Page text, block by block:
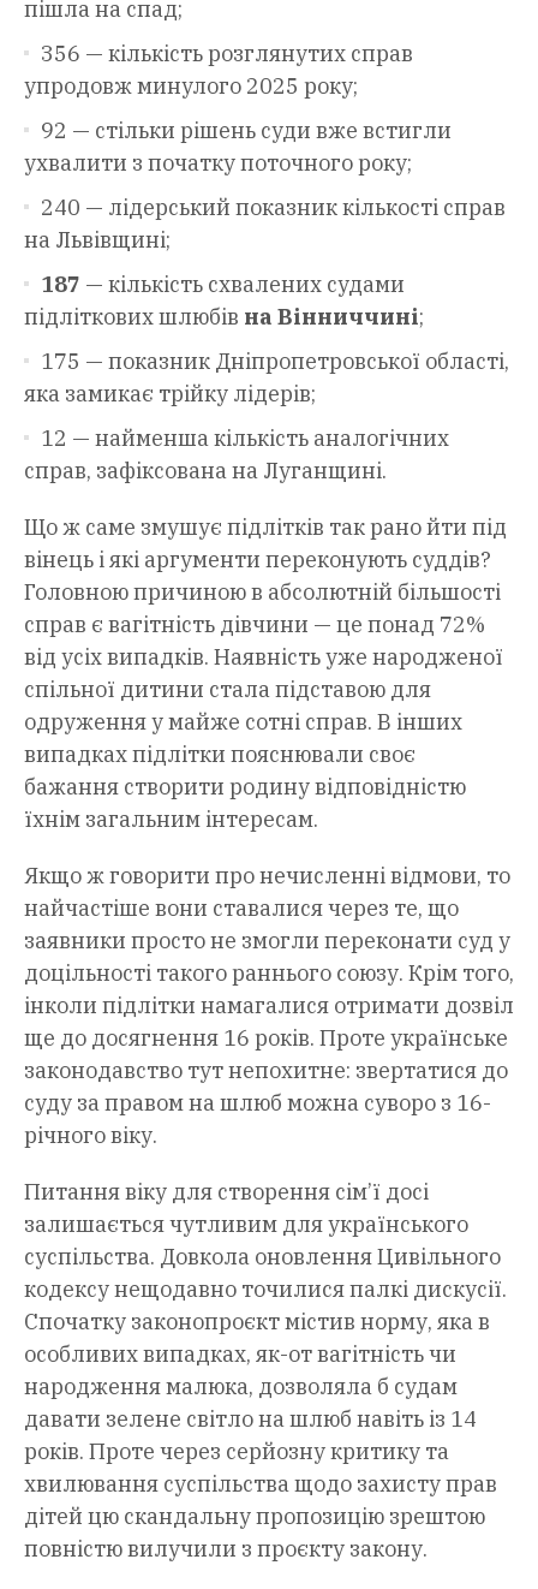
пішла на спад;
356 — кількість розглянутих справ
упродовж минулого 2025 року;
92 — стільки рішень суди вже встигли
ухвалити з початку поточного року;
240 — лідерський показник кількості справ
на Львівщині;
187 — кількість схвалених судами
підліткових шлюбів на Вінниччині;
175 — показник Дніпропетровської області,
яка замикає трійку лідерів;
12 — найменша кількість аналогічних
справ, зафіксована на Луганщині.
Що ж саме змушує підлітків так рано йти під
вінець і які аргументи переконують суддів?
Головною причиною в абсолютній більшості
справ є вагітність дівчини — це понад 72%
від усіх випадків. Наявність уже народженої
спільної дитини стала підставою для
одруження у майже сотні справ. В інших
випадках підлітки пояснювали своє
бажання створити родину відповідністю
їхнім загальним інтересам.
Якщо ж говорити про нечисленні відмови, то
найчастіше вони ставалися через те, що
заявники просто не змогли переконати суд у
доцільності такого раннього союзу. Крім того,
інколи підлітки намагалися отримати дозвіл
ще до досягнення 16 років. Проте українське
законодавство тут непохитне: звертатися до
суду за правом на шлюб можна суворо з 16-
річного віку.
Питання віку для створення сім’ї досі
залишається чутливим для українського
суспільства. Довкола оновлення Цивільного
кодексу нещодавно точилися палкі дискусії.
Спочатку законопроєкт містив норму, яка в
особливих випадках, як-от вагітність чи
народження малюка, дозволяла б судам
давати зелене світло на шлюб навіть із 14
років. Проте через серйозну критику та
хвилювання суспільства щодо захисту прав
дітей цю скандальну пропозицію зрештою
повністю вилучили з проєкту закону.